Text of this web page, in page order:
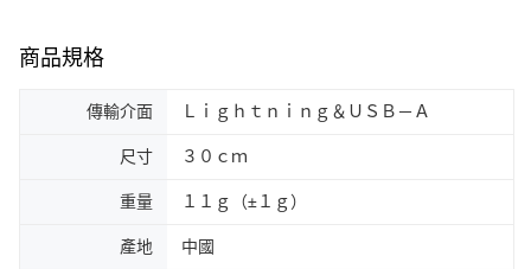
商品規格
傳輸介面 Ｌｉｇｈｔｎｉｎｇ＆ＵＳＢ－Ａ
尺寸 ３０ｃｍ
重量 １１ｇ（±１ｇ）
產地 中國